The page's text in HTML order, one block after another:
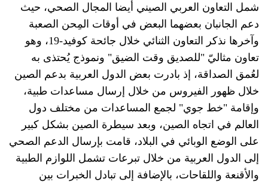
شمل التعاون العربي الصيني أيضا المجال الصحي، حيث
دعم الجانبان بعضهما البعض في أوقات المِحن الصعبة
وآخرها نذكر التعاون الثنائي خلال جائحة كوفيد-19، وهو
تعاون مثاليّ "للصديق وقت الضيق" ونموذج يُحتذى به
لعُمق الصداقة، إذ بادرت بعض الدول العربية بدعم الصين
خلال ظهور الفيروس من خلال إرسال مساعدات طبية،
وإقامة "خط جوي" لجمع المساعدات من مختلف دول
العالم في اتجاه الصين، وبعد سيطرة الصين بشكل كبير
على الوضع الوبائي في البلاد، قامت بإرسال الدعم الصحي
إلى الدول العربية من خلال تبرعات تشمل اللوازم الطبية
والأقنعة واللقاحات، بالإضافة إلى تبادل الخبرات بين